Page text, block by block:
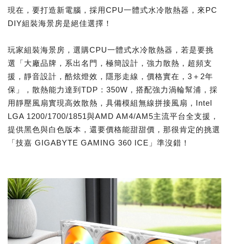
現在，要打造新電腦，採用CPU一體式水冷散熱器，來PC
DIY組裝海景房是絕佳選擇！
玩家組裝海景房，選購CPU一體式水冷散熱器，若是要挑
選「大廠品牌，系出名門，極簡設計，強力散熱，超頻支
援，靜音設計，酷炫燈效，隱形走線，價格實在，3＋2年
保」，散熱能力達到TDP：350W，搭配強力渦輪幫浦，採
用靜壓風扇實現高效散熱，具備模組無線拼接風扇，Intel
LGA 1200/1700/1851與AMD AM4/AM5主流平台全支援，
提供黑色與白色版本，還要價格能甜甜價，那很肯定的挑選
「技嘉 GIGABYTE GAMING 360 ICE」準沒錯！